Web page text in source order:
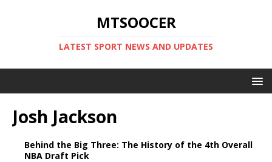
MTSOOCER
LATEST SPORT NEWS AND UPDATES
Josh Jackson
Behind the Big Three: The History of the 4th Overall
NBA Draft Pick